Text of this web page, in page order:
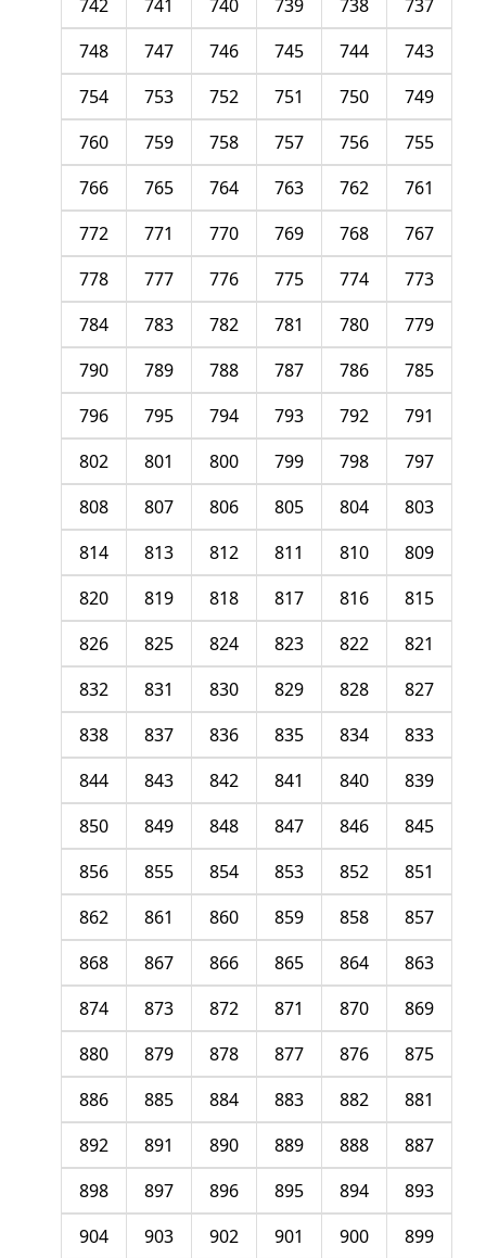
737
738
739
740
741
742
743
744
745
746
747
748
749
750
751
752
753
754
755
756
757
758
759
760
761
762
763
764
765
766
767
768
769
770
771
772
773
774
775
776
777
778
779
780
781
782
783
784
785
786
787
788
789
790
791
792
793
794
795
796
797
798
799
800
801
802
803
804
805
806
807
808
809
810
811
812
813
814
815
816
817
818
819
820
821
822
823
824
825
826
827
828
829
830
831
832
833
834
835
836
837
838
839
840
841
842
843
844
845
846
847
848
849
850
851
852
853
854
855
856
857
858
859
860
861
862
863
864
865
866
867
868
869
870
871
872
873
874
875
876
877
878
879
880
881
882
883
884
885
886
887
888
889
890
891
892
893
894
895
896
897
898
899
900
901
902
903
904